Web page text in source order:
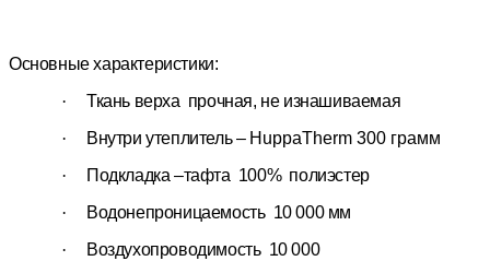
Основные характеристики:
·
Ткань верха прочная, не изнашиваемая
·
Внутри утеплитель – HuppaTherm 300 грамм
·
Подкладка –тафта 100% полиэстер
·
Водонепроницаемость 10 000 мм
·
Воздухопроводимость 10 000